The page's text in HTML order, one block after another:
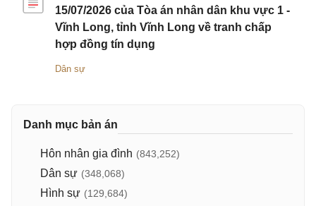
15/07/2026 của Tòa án nhân dân khu vực 1 -
Vĩnh Long, tỉnh Vĩnh Long về tranh chấp
hợp đồng tín dụng
Dân sự
Danh mục bản án
Hôn nhân gia đình (843,252)
Dân sự (348,068)
Hình sự (129,684)